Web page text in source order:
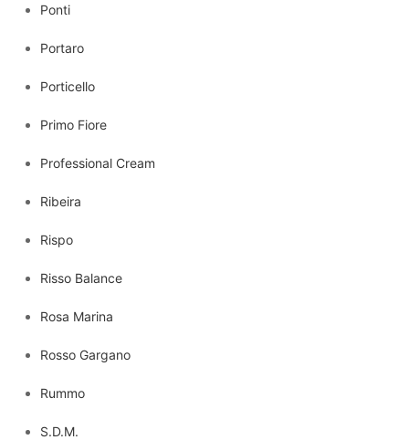
Ponti
Portaro
Porticello
Primo Fiore
Professional Cream
Ribeira
Rispo
Risso Balance
Rosa Marina
Rosso Gargano
Rummo
S.D.M.